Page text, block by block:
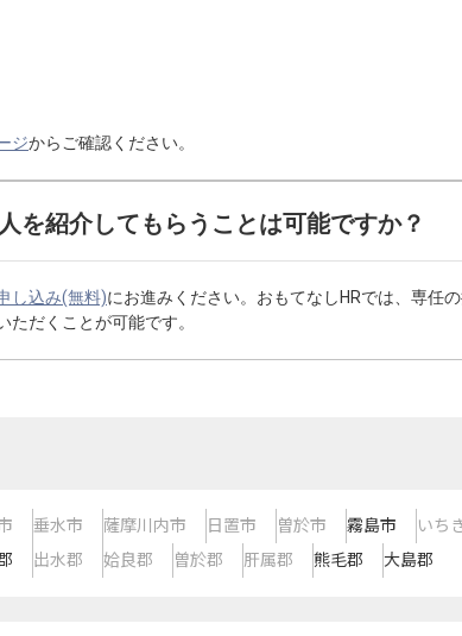
ジからご確認ください。
を紹介してもらうことは可能ですか？
し込み(無料)にお進みください。おもてなしHRでは、専任
だくことが可能です。
垂水市 薩摩川内市 日置市 曽於市 霧島市 いち
出水郡 姶良郡 曽於郡 肝属郡 熊毛郡 大島郡